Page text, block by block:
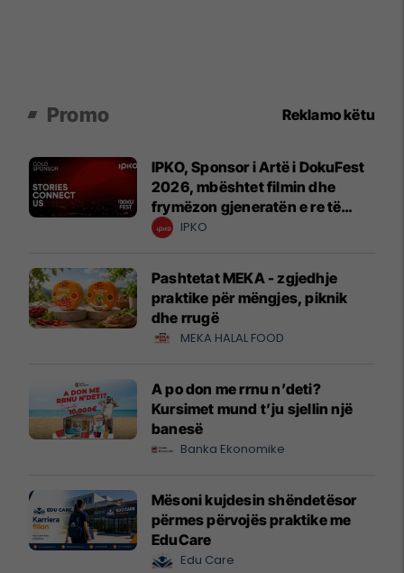
Promo Reklamo këtu
IPKO, Sponsor i Artë i DokuFest
2026, mbështet filmin dhe
frymëzon gjeneratën e re të
krijuesve
IPKO
Pashtetat MEKA - zgjedhje
praktike për mëngjes, piknik
dhe rrugë
MEKA HALAL FOOD
A po don me rrnu n’deti?
Kursimet mund t’ju sjellin një
banesë
Banka Ekonomike
Mësoni kujdesin shëndetësor
përmes përvojës praktike me
EduCare
Edu Care